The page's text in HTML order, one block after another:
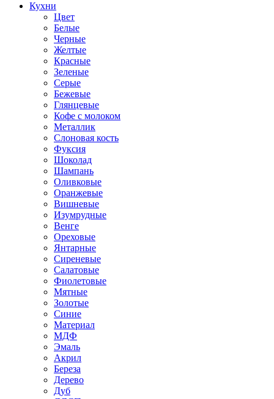
Кухни
Цвет
Белые
Черные
Желтые
Красные
Зеленые
Серые
Бежевые
Глянцевые
Кофе с молоком
Металлик
Слоновая кость
Фуксия
Шоколад
Шампань
Оливковые
Оранжевые
Вишневые
Изумрудные
Венге
Ореховые
Янтарные
Сиреневые
Салатовые
Фиолетовые
Мятные
Золотые
Синие
Материал
МДФ
Эмаль
Акрил
Береза
Дерево
Дуб